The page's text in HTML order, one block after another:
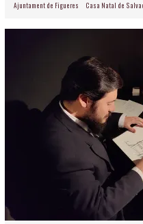
Ajuntament de Figueres Casa Natal de